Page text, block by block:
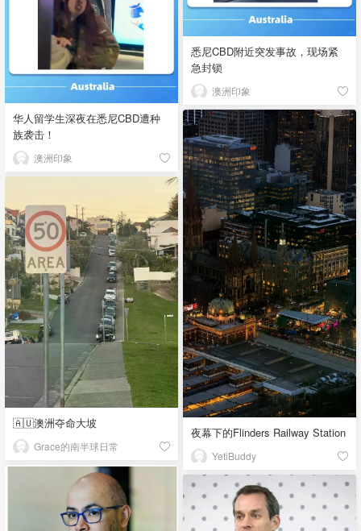
悉尼CBD附近突发事故，现场紧
急封锁
澳洲印象
华人留学生深夜在悉尼CBD遭种
族袭击！
澳洲印象
夜幕下的Flinders Railway Station
YetiBuddy
🇦🇺澳洲夺命大坡
Grace的南半球日常